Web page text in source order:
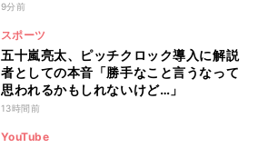
9分前
スポーツ
五十嵐亮太、ピッチクロック導入に解説
者としての本音「勝手なこと言うなって
思われるかもしれないけど…」
13時間前
YouTube